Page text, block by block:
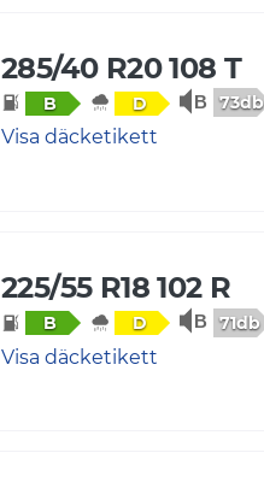
285/40 R20 108 T
B D 73db
Visa däcketikett
225/55 R18 102 R
B D 71db
Visa däcketikett